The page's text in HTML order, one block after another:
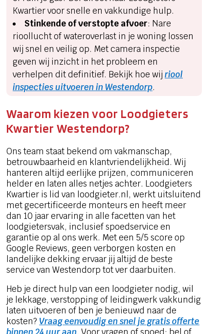
Kwartier voor snelle en vakkundige hulp.
Stinkende of verstopte afvoer: Nare
rioollucht of wateroverlast in je woning lossen
wij snel en veilig op. Met camera inspectie
geven wij inzicht in het probleem en
verhelpen dit definitief. Bekijk hoe wij riool
inspecties uitvoeren in Westendorp.
Waarom kiezen voor Loodgieters
Kwartier Westendorp?
Ons team staat bekend om vakmanschap,
betrouwbaarheid en klantvriendelijkheid. Wij
hanteren altijd eerlijke prijzen, communiceren
helder en laten alles netjes achter. Loodgieters
Kwartier is lid van loodgieter.nl, werkt uitsluitend
met gecertificeerde monteurs en heeft meer
dan 10 jaar ervaring in alle facetten van het
loodgietersvak, inclusief spoedservice en
garantie op al ons werk. Met een 5/5 score op
Google Reviews, geen verborgen kosten en
landelijke dekking ervaar jij altijd de beste
service van Westendorp tot ver daarbuiten.
Heb je direct hulp van een loodgieter nodig, wil
je lekkage, verstopping of leidingwerk vakkundig
laten uitvoeren of ben je benieuwd naar de
kosten? Vraag eenvoudig en snel je gratis offerte